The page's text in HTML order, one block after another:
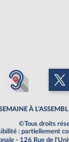
À
©Tous droits
: partiellement
- 126 Rue de